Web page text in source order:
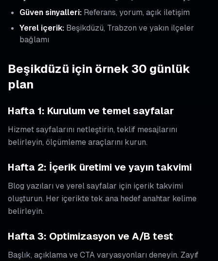
Güven sinyalleri: Referans, yorum, açık iletişim
Yerel içerik: Beşikdüzü, Trabzon ve yakın ilçeler
bağlamı
Beşikdüzü için örnek 30 günlük
plan
Hafta 1: Kurulum ve temel sayfalar
Hizmet sayfalarını netleştirin, teklif mesajlarını
belirleyin, ölçümleme araçlarını kurun.
Hafta 2: İçerik üretimi ve yayın takvimi
Blog yazıları ve yerel sayfalar için içerik takvimi
oluşturun. Her içerikte tek ana hedef anahtar kelime
belirleyin.
Hafta 3: Optimizasyon ve A/B test
Başlık, açıklama ve CTA varyasyonları deneyin. Zayıf